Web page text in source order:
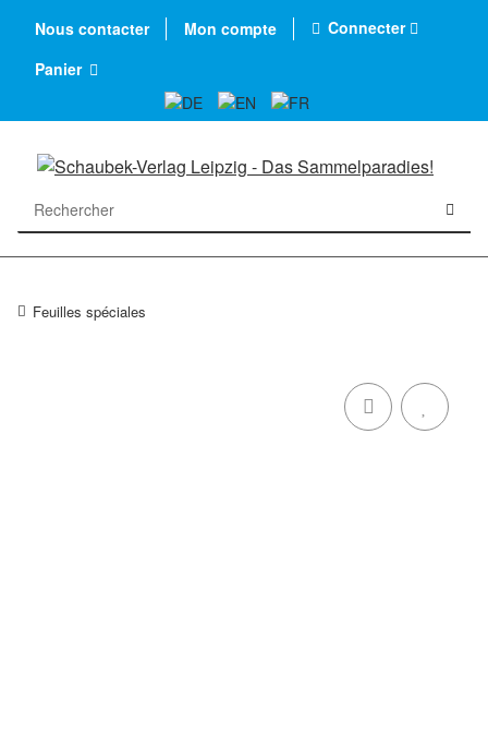
Nous contacter Mon compte
Connecter
Panier
Feuilles spéciales